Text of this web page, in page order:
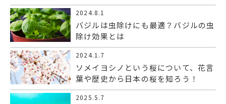
2024.8.1
バジルは虫除けにも最適？バジルの虫
除け効果とは
2024.1.7
ソメイヨシノという桜について、花言
葉や歴史から日本の桜を知ろう！
2025.5.7